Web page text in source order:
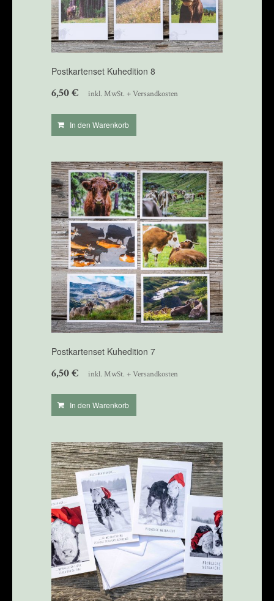
Postkartenset Kuhedition 8
6,50€ inkl. MwSt. + Versandkosten
In den Warenkorb
Postkartenset Kuhedition 7
6,50€ inkl. MwSt. + Versandkosten
In den Warenkorb